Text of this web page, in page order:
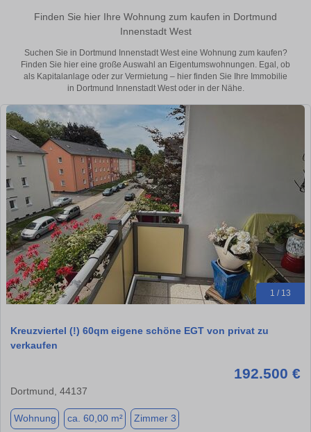
Finden Sie hier Ihre Wohnung zum kaufen in Dortmund
Innenstadt West
Suchen Sie in Dortmund Innenstadt West eine Wohnung zum kaufen?
Finden Sie hier eine große Auswahl an Eigentumswohnungen. Egal, ob
als Kapitalanlage oder zur Vermietung – hier finden Sie Ihre Immobilie
in Dortmund Innenstadt West oder in der Nähe.
1 / 13
Kreuzviertel (!) 60qm eigene schöne EGT von privat zu
verkaufen
192.500 €
Dortmund, 44137
Wohnung ca. 60,00 m² Zimmer 3